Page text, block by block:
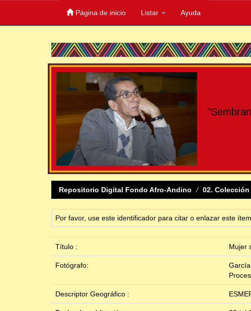
Página de inicio Listar Ayuda
Repositorio Digital Fondo Afro-Andino 02.
Por favor, use este identificador para citar o enlazar este
Título : Mujer
Fotógrafo:
Descriptor Geográfico :